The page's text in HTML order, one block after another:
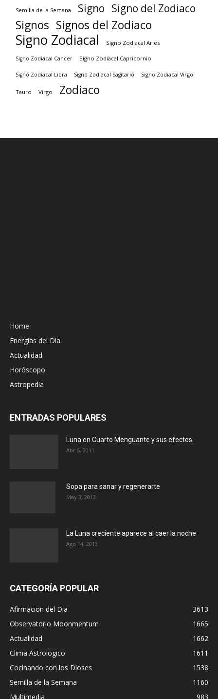
Semilla de la Semana Signo Signo del Zodiaco
Signos Signos del Zodiaco
Signo Zodiacal Signo Zodiacal Aries
Signo Zodiacal Cancer Signo Zodiacal Capricornio
Signo Zodiacal Libra Signo Zodiacal Sagitario Signo Zodiacal Virgo
Tauro Virgo Zodiaco
Home
Energías del Día
Actualidad
Horóscopo
Astropedia
ENTRADAS POPULARES
Luna en Cuarto Menguante y sus efectos.
Abr 5, 2011
Sopa para sanar y regenerarte
May 3, 2013
La Luna creciente aparece al caer la noche
Ago 14, 2013
CATEGORÍA POPULAR
Afirmacion del Dia
3613
Observatorio Moonmentum
1665
Actualidad
1662
Clima Astrologico
1611
Cocinando con los Dioses
1538
Semilla de la Semana
1160
Multimedia
983